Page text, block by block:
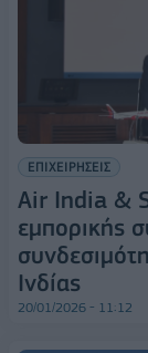
ΕΠΙΧΕΙΡΗΣΕΙΣ
Air India &
εμπορικής
Ινδίας
20/01/2026 - 11:12